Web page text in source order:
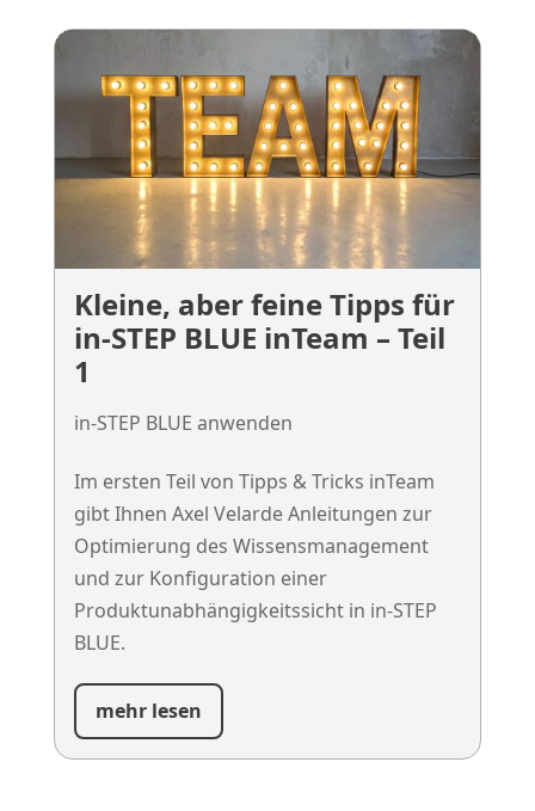
Kleine, aber feine Tipps für
in-STEP BLUE inTeam – Teil
1
in-STEP BLUE anwenden
Im ersten Teil von Tipps & Tricks inTeam
gibt Ihnen Axel Velarde Anleitungen zur
Optimierung des Wissensmanagement
und zur Konfiguration einer
Produktunabhängigkeitssicht in in-STEP
BLUE.
mehr lesen